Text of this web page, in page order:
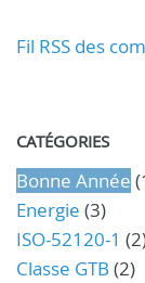
Fil RSS des
CATÉGORIES
Bonne Année
Energie (3)
ISO-52120-1
Classe GTB (2)